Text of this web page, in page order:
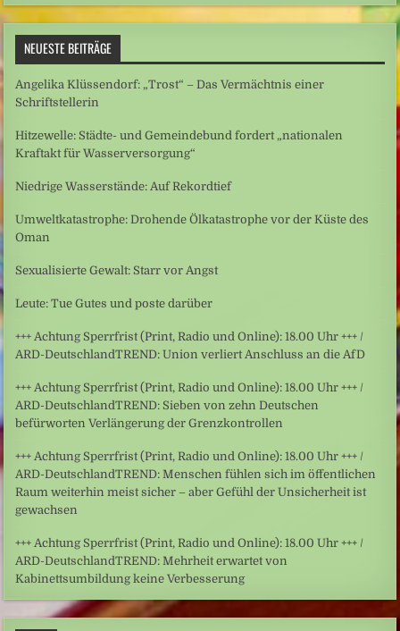
NEUESTE BEITRÄGE
Angelika Klüssendorf: „Trost“ – Das Vermächtnis einer
Schriftstellerin
Hitzewelle: Städte- und Gemeindebund fordert „nationalen
Kraftakt für Wasserversorgung“
Niedrige Wasserstände: Auf Rekordtief
Umweltkatastrophe: Drohende Ölkatastrophe vor der Küste des
Oman
Sexualisierte Gewalt: Starr vor Angst
Leute: Tue Gutes und poste darüber
+++ Achtung Sperrfrist (Print, Radio und Online): 18.00 Uhr +++ /
ARD-DeutschlandTREND: Union verliert Anschluss an die AfD
+++ Achtung Sperrfrist (Print, Radio und Online): 18.00 Uhr +++ /
ARD-DeutschlandTREND: Sieben von zehn Deutschen
befürworten Verlängerung der Grenzkontrollen
+++ Achtung Sperrfrist (Print, Radio und Online): 18.00 Uhr +++ /
ARD-DeutschlandTREND: Menschen fühlen sich im öffentlichen
Raum weiterhin meist sicher – aber Gefühl der Unsicherheit ist
gewachsen
+++ Achtung Sperrfrist (Print, Radio und Online): 18.00 Uhr +++ /
ARD-DeutschlandTREND: Mehrheit erwartet von
Kabinettsumbildung keine Verbesserung